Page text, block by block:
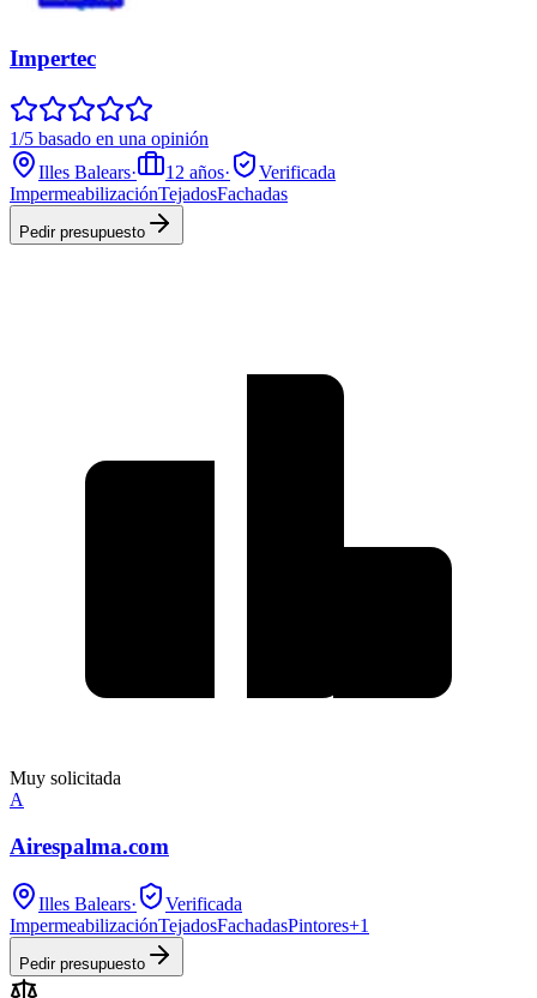
Impertec
1/5 basado en una opinión
Illes Balears· 12 años·
Verificada
ImpermeabilizaciónTejadosFachadas
Pedir presupuesto
Muy solicitada
A
Airespalma.com
Illes Balears·
Verificada
ImpermeabilizaciónTejadosFachadasPintores+1
Pedir presupuesto